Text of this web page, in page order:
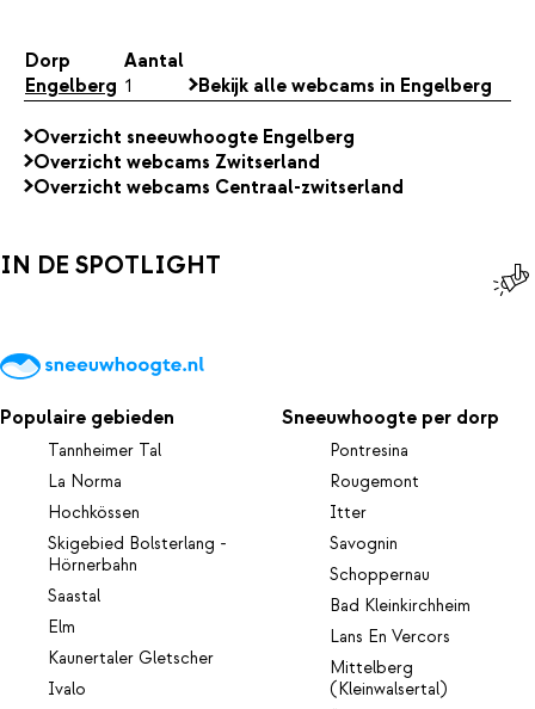
Dorp
Aantal
Engelberg 1 Bekijk alle webcams in Engelberg
Overzicht sneeuwhoogte Engelberg
Overzicht webcams Zwitserland
Overzicht webcams Centraal-zwitserland
IN DE SPOTLIGHT
Populaire gebieden
Tannheimer Tal
La Norma
Hochkössen
Skigebied Bolsterlang -
Hörnerbahn
Saastal
Elm
Kaunertaler Gletscher
Ivalo
Sneeuwhoogte per dorp
Pontresina
Rougemont
Itter
Savognin
Schoppernau
Bad Kleinkirchheim
Lans En Vercors
Mittelberg
(Kleinwalsertal)